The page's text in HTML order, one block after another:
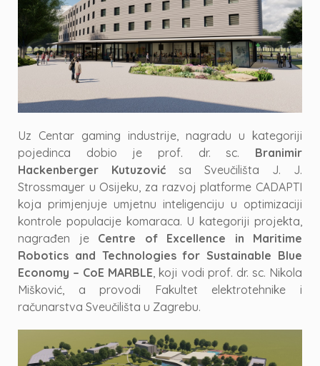
Uz Centar gaming industrije, nagradu u kategoriji
pojedinca dobio je prof. dr. sc. Branimir
Hackenberger Kutuzović sa Sveučilišta J. J.
Strossmayer u Osijeku, za razvoj platforme CADAPTI
koja primjenjuje umjetnu inteligenciju u optimizaciji
kontrole populacije komaraca. U kategoriji projekta,
nagrađen je Centre of Excellence in Maritime
Robotics and Technologies for Sustainable Blue
Economy – CoE MARBLE, koji vodi prof. dr. sc. Nikola
Mišković, a provodi Fakultet elektrotehnike i
računarstva Sveučilišta u Zagrebu.